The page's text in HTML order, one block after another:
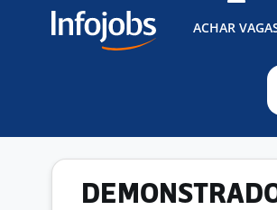
ACHAR